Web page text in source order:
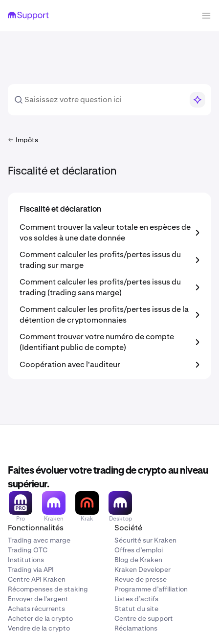
Impôts
Fiscalité et déclaration
Fiscalité et déclaration
Comment trouver la valeur totale en espèces de
vos soldes à une date donnée
Comment calculer les profits/pertes issus du
trading sur marge
Comment calculer les profits/pertes issus du
trading (trading sans marge)
Comment calculer les profits/pertes issus de la
détention de cryptomonnaies
Comment trouver votre numéro de compte
(Identifiant public de compte)
Coopération avec l'auditeur
Faites évoluer votre trading de crypto au niveau
supérieur.
Pro Kraken Krak Desktop
Fonctionnalités
Trading avec marge
Trading OTC
Institutions
Trading via API
Centre API Kraken
Récompenses de staking
Envoyer de l'argent
Achats récurrents
Acheter de la crypto
Vendre de la crypto
Société
Sécurité sur Kraken
Offres d’emploi
Blog de Kraken
Kraken Developer
Revue de presse
Programme d’affiliation
Listes d’actifs
Statut du site
Centre de support
Réclamations